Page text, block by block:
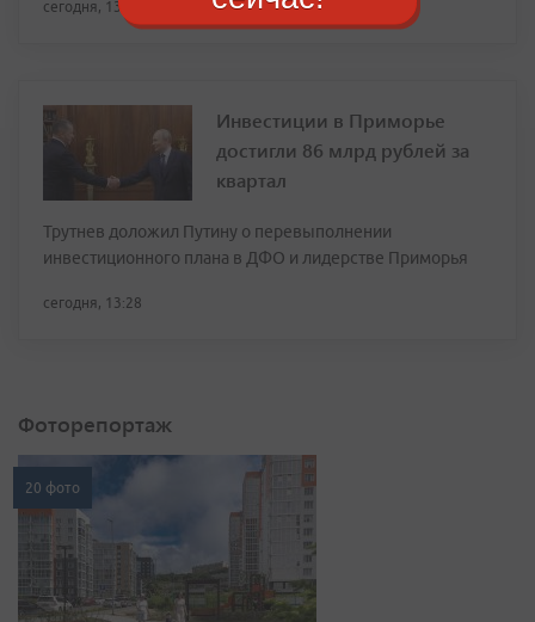
сегодня, 13:46
Инвестиции в Приморье
достигли 86 млрд рублей за
квартал
Трутнев доложил Путину о перевыполнении
инвестиционного плана в ДФО и лидерстве Приморья
сегодня, 13:28
Фоторепортаж
20 фото